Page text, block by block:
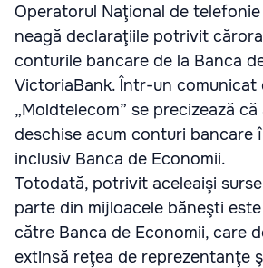
Operatorul Naţional de telefonie
neagă declaraţiile potrivit
conturile bancare de la Banca
VictoriaBank. Într-un comunicat
„Moldtelecom” se precizează
deschise acum conturi bancare
inclusiv Banca de Economii.
Totodată, potrivit aceleaişi
parte din mijloacele băneşti
către Banca de Economii, care
extinsă reţea de reprezentanţe